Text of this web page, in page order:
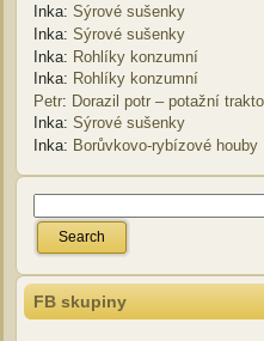
Inka: Sýrové sušenky
Inka: Sýrové sušenky
Inka: Rohlíky konzumní
Inka: Rohlíky konzumní
Petr: Dorazil potr – potažní
Inka: Sýrové sušenky
Inka: Borůvkovo-rybízové houby
FB skupiny